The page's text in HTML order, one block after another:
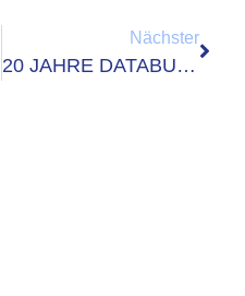
Nächster
20 JAHRE DATABUND E.V.